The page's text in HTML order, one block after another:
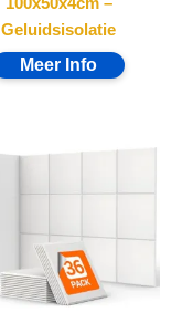
100x50x4cm –
Geluidsisolatie